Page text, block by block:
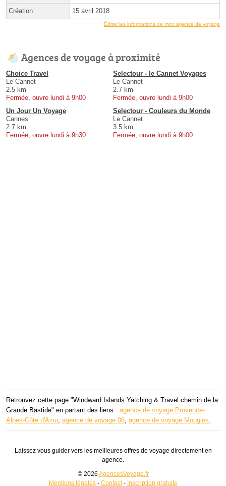
Création 15 avril 2018
Éditer les informations de mon agence de voyage
Agences de voyage à proximité
Choice Travel
Le Cannet
2.5 km
Fermée, ouvre lundi à 9h00
Selectour - le Cannet Voyages
Le Cannet
2.7 km
Fermée, ouvre lundi à 9h00
Un Jour Un Voyage
Cannes
2.7 km
Fermée, ouvre lundi à 9h30
Selectour - Couleurs du Monde
Le Cannet
3.5 km
Fermée, ouvre lundi à 9h00
Retrouvez cette page "Windward Islands Yatching & Travel chemin de la
Grande Bastide" en partant des liens : agence de voyage Provence-
Alpes-Côte d'Azur, agence de voyage 06, agence de voyage Mougins.
Laissez vous guider vers les meilleures offres de voyage directement en
agence.
© 2026 AgencesVoyage.fr
Mentions légales- Contact- Inscription gratuite